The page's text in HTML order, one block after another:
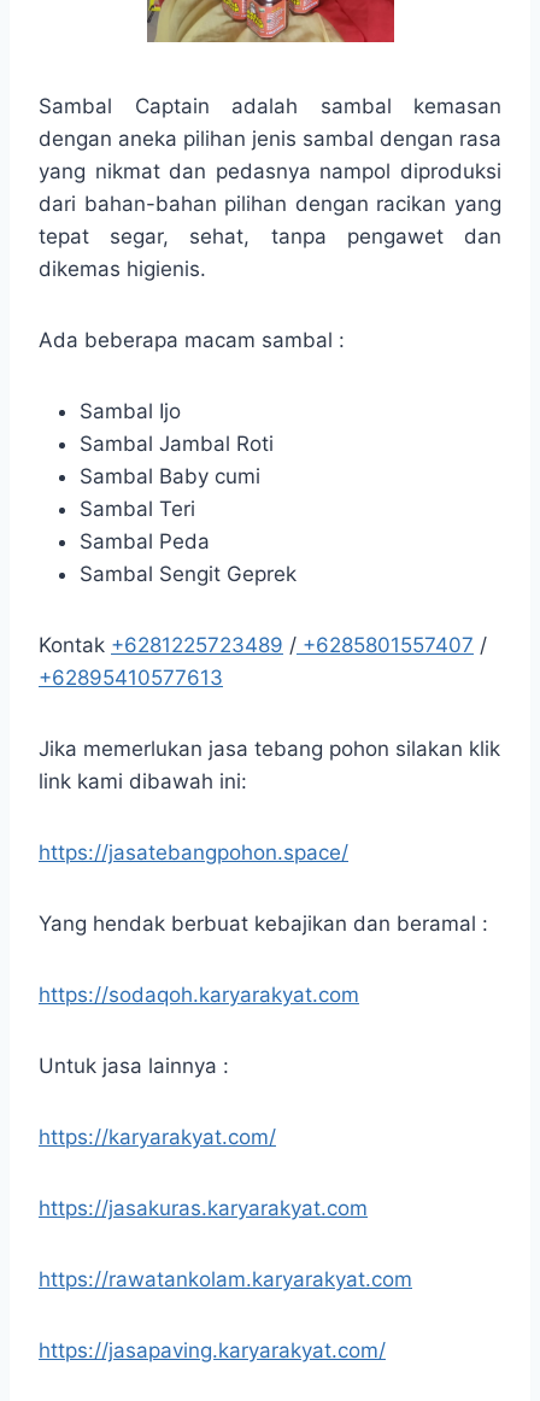
Sambal Captain adalah sambal kemasan
dengan aneka pilihan jenis sambal dengan rasa
yang nikmat dan pedasnya nampol diproduksi
dari bahan-bahan pilihan dengan racikan yang
tepat segar, sehat, tanpa pengawet dan
dikemas higienis.
Ada beberapa macam sambal :
Sambal Ijo
Sambal Jambal Roti
Sambal Baby cumi
Sambal Teri
Sambal Peda
Sambal Sengit Geprek
Kontak +6281225723489 / +6285801557407 /
+62895410577613
Jika memerlukan jasa tebang pohon silakan klik
link kami dibawah ini:
https://jasatebangpohon.space/
Yang hendak berbuat kebajikan dan beramal :
https://sodaqoh.karyarakyat.com
Untuk jasa lainnya :
https://karyarakyat.com/
https://jasakuras.karyarakyat.com
https://rawatankolam.karyarakyat.com
https://jasapaving.karyarakyat.com/